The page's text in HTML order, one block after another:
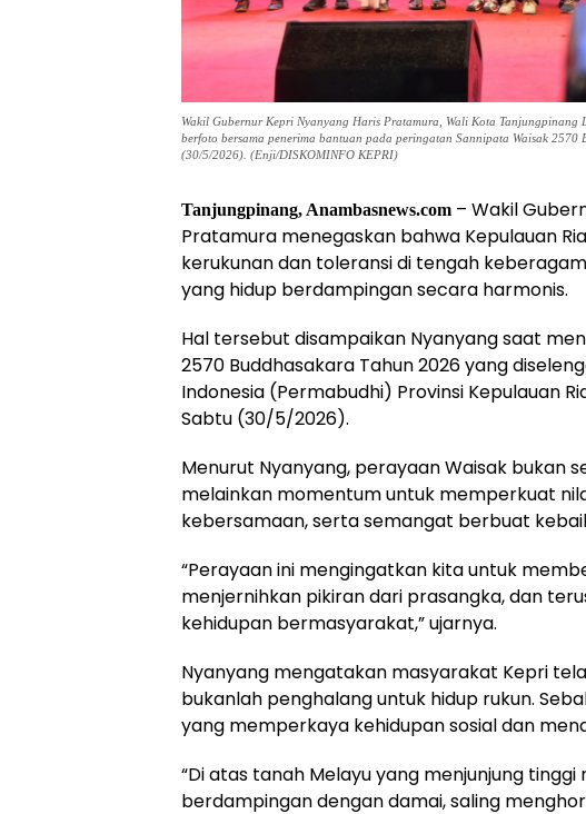
Wakil Gubernur Kepri Nyanyang Haris Pratamura, Wali Kota Tanjungpinang
berfoto bersama penerima bantuan pada peringatan Sannipata Waisak
(30/5/2026). (Enji/DISKOMINFO KEPRI)
Tanjungpinang, Anambasnews.com – Wakil
Pratamura menegaskan bahwa Kepulauan
kerukunan dan toleransi di tengah
yang hidup berdampingan secara harmonis.
Hal tersebut disampaikan Nyanyang saat
2570 Buddhasakara Tahun 2026 yang
Indonesia (Permabudhi) Provinsi Kepulauan
Sabtu (30/5/2026).
Menurut Nyanyang, perayaan Waisak bukan
melainkan momentum untuk memperkuat
kebersamaan, serta semangat berbuat
“Perayaan ini mengingatkan kita untuk
menjernihkan pikiran dari prasangka, dan
kehidupan bermasyarakat,” ujarnya.
Nyanyang mengatakan masyarakat Kepri
bukanlah penghalang untuk hidup rukun.
yang memperkaya kehidupan sosial dan
“Di atas tanah Melayu yang menjunjung
berdampingan dengan damai, saling